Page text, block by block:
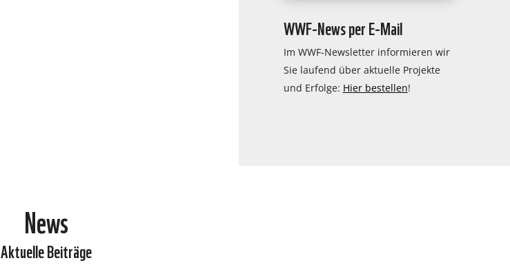
WWF-News per E-Mail
Im WWF-Newsletter informieren wir
Sie laufend über aktuelle Projekte
und Erfolge: Hier bestellen!
News
Aktuelle Beiträge